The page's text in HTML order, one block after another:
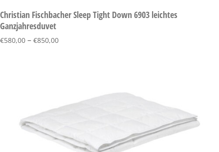
Christian Fischbacher Sleep Tight Down 6903 leichtes
Ganzjahresduvet
€580,00 – €850,00